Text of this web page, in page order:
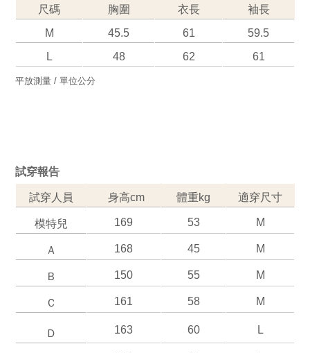
尺碼 胸圍 衣長
袖長
M
45.5 61
59.5
L
48 62 61
平放測量 / 單位公分
試穿報告
試穿人員 身高cm 體重kg 適穿尺寸
模特兒 169 53 M
Ａ 168 45 M
Ｂ 150 55 M
Ｃ 161 58 M
Ｄ 163 60 L